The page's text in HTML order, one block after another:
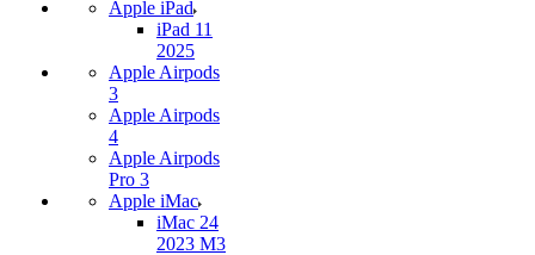
Apple iPad
iPad 11
2025
Apple Airpods
3
Apple Airpods
4
Apple Airpods
Pro 3
Apple iMac
iMac 24
2023 M3